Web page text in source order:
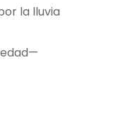
la lluvia